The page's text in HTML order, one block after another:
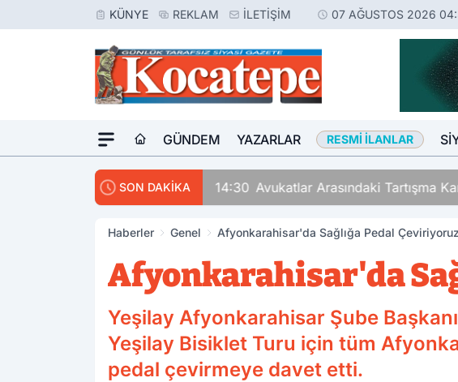
KÜNYE REKLAM İLETIŞIM 07 AĞUSTOS 2026
GÜNDEM YAZARLAR RESMI İLANLAR
SON DAKİKA 14:30 Avukatlar Arasındaki Tartışma
Haberler Genel Afyonkarahisar'da Sağlığa Pedal Çeviriyoruz
Afyonkarahisar'da
Yeşilay Afyonkarahisar Şube
Yeşilay Bisiklet Turu için tüm
pedal çevirmeye davet etti.